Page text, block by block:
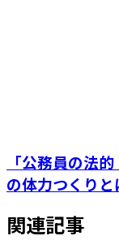
「公務員の法
の体力つくりと
関連記事